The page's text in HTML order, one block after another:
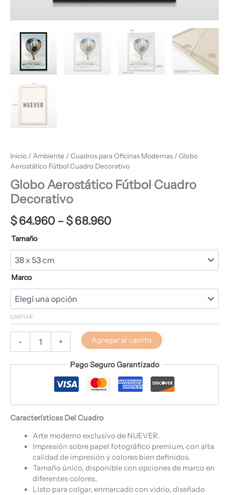
Inicio / Ambiente / Cuadros para Oficinas Modernas / Globo
Aerostático Fútbol Cuadro Decorativo
Globo Aerostático Fútbol Cuadro
Decorativo
$64.960– $68.960
Tamaño
Marco
LIMPIAR
- + Agregar al carrito
Pago Seguro Garantizado
Características Del Cuadro
Arte moderno exclusivo de NUEVER.
Impresión sobre papel fotográfico premium, con alta
calidad de impresión y colores bien definidos.
Tamaño único, disponible con opciones de marco en
diferentes colores.
Listo para colgar, enmarcado con vidrio, diseñado